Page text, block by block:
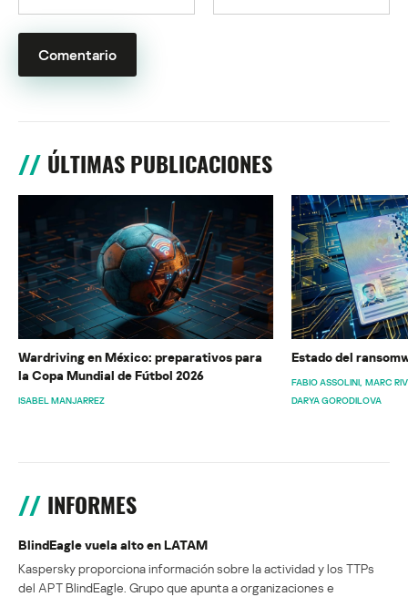
ÚLTIMAS PUBLICACIONES
Wardriving en México: preparativos para
la Copa Mundial de Fútbol 2026
ISABEL MANJARREZ
Estado del
FABIO ASSOLINI MARC
DARYA GORODILOVA
INFORMES
BlindEagle vuela alto en LATAM
Kaspersky proporciona información sobre la actividad y los TTPs
del APT BlindEagle. Grupo que apunta a organizaciones e